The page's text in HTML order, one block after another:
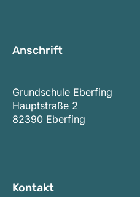
Anschrift
Grundschule Eberfing
Hauptstraße 2
82390 Eberfing
Kontakt